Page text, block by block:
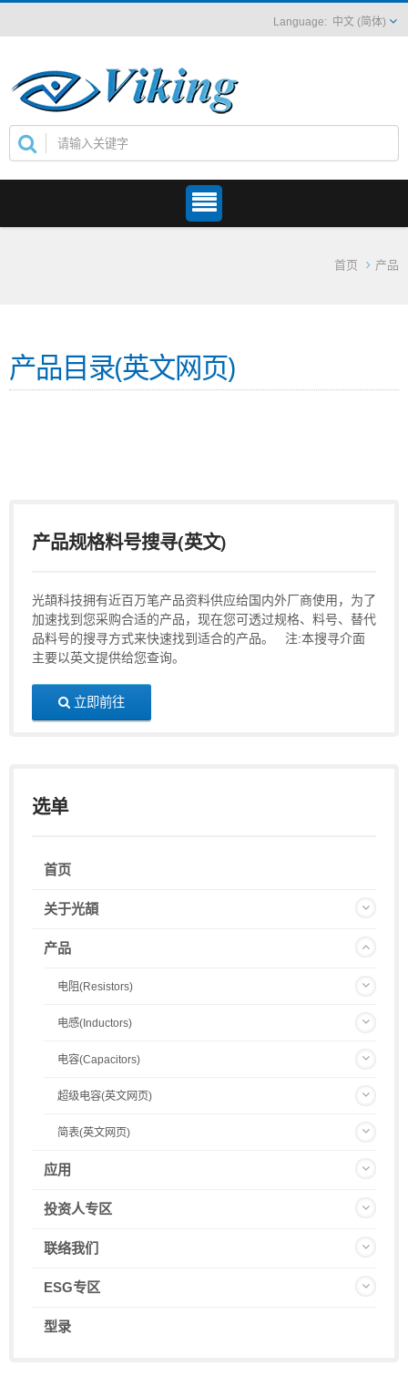
中文 (简体)
首页 产品
产品目录(英文网页)
产品规格料号搜寻(英文)
光頡科技拥有近百万笔产品资料供应给国内外厂商使用，为了
加速找到您采购合适的产品，现在您可透过规格、料号、替代
品料号的搜寻方式来快速找到适合的产品。 注:本搜寻介面
主要以英文提供给您查询。
立即前往
选单
首页
关于光頡
产品
电阻(Resistors)
电感(Inductors)
电容(Capacitors)
超级电容(英文网页)
简表(英文网页)
应用
投资人专区
联络我们
ESG专区
型录